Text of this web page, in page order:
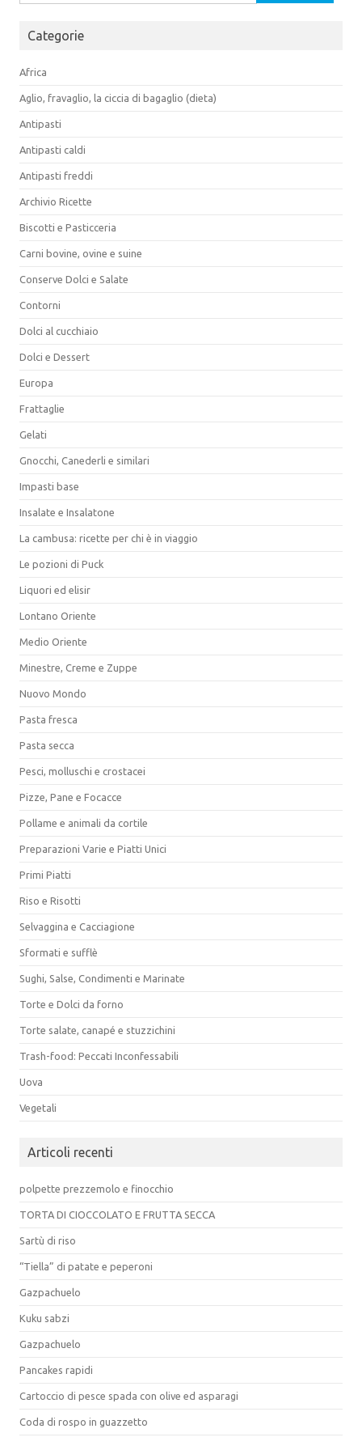
per:
Categorie
Africa
Aglio, fravaglio, la ciccia di bagaglio (dieta)
Antipasti
Antipasti caldi
Antipasti freddi
Archivio Ricette
Biscotti e Pasticceria
Carni bovine, ovine e suine
Conserve Dolci e Salate
Contorni
Dolci al cucchiaio
Dolci e Dessert
Europa
Frattaglie
Gelati
Gnocchi, Canederli e similari
Impasti base
Insalate e Insalatone
La cambusa: ricette per chi è in viaggio
Le pozioni di Puck
Liquori ed elisir
Lontano Oriente
Medio Oriente
Minestre, Creme e Zuppe
Nuovo Mondo
Pasta fresca
Pasta secca
Pesci, molluschi e crostacei
Pizze, Pane e Focacce
Pollame e animali da cortile
Preparazioni Varie e Piatti Unici
Primi Piatti
Riso e Risotti
Selvaggina e Cacciagione
Sformati e sufflè
Sughi, Salse, Condimenti e Marinate
Torte e Dolci da forno
Torte salate, canapé e stuzzichini
Trash-food: Peccati Inconfessabili
Uova
Vegetali
Articoli recenti
polpette prezzemolo e finocchio
TORTA DI CIOCCOLATO E FRUTTA SECCA
Sartù di riso
“Tiella” di patate e peperoni
Gazpachuelo
Kuku sabzi
Gazpachuelo
Pancakes rapidi
Cartoccio di pesce spada con olive ed asparagi
Coda di rospo in guazzetto